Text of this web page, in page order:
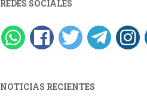
REDES SOCIALES
NOTICIAS RECIENTES